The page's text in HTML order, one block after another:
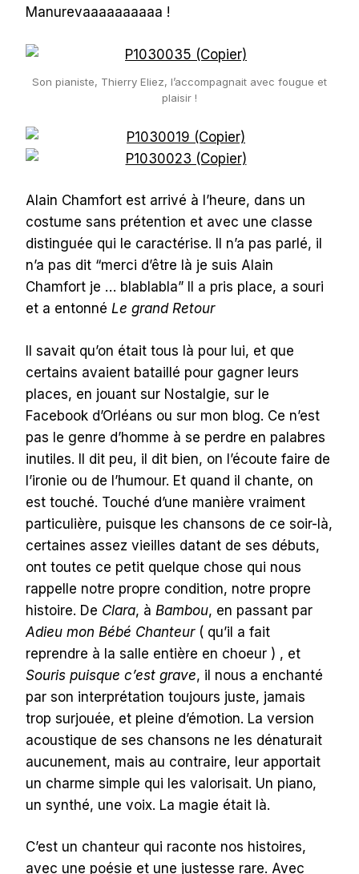
Manurevaaaaaaaaaa !
Son pianiste, Thierry Eliez, l’accompagnait avec fougue et
plaisir !
Alain Chamfort est arrivé à l’heure, dans un
costume sans prétention et avec une classe
distinguée qui le caractérise. Il n’a pas parlé, il
n’a pas dit “merci d’être là je suis Alain
Chamfort je … blablabla” Il a pris place, a souri
et a entonné Le grand Retour
Il savait qu’on était tous là pour lui, et que
certains avaient bataillé pour gagner leurs
places, en jouant sur Nostalgie, sur le
Facebook d’Orléans ou sur mon blog. Ce n’est
pas le genre d’homme à se perdre en palabres
inutiles. Il dit peu, il dit bien, on l’écoute faire de
l’ironie ou de l’humour. Et quand il chante, on
est touché. Touché d’une manière vraiment
particulière, puisque les chansons de ce soir-là,
certaines assez vieilles datant de ses débuts,
ont toutes ce petit quelque chose qui nous
rappelle notre propre condition, notre propre
histoire. De Clara, à Bambou, en passant par
Adieu mon Bébé Chanteur( qu’il a fait
reprendre à la salle entière en choeur ) , et
Souris puisque c’est grave, il nous a enchanté
par son interprétation toujours juste, jamais
trop surjouée, et pleine d’émotion. La version
acoustique de ses chansons ne les dénaturait
aucunement, mais au contraire, leur apportait
un charme simple qui les valorisait. Un piano,
un synthé, une voix. La magie était là.
C’est un chanteur qui raconte nos histoires,
avec une poésie et une justesse rare. Avec